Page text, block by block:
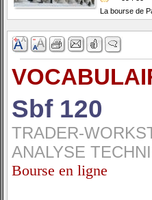
La bourse de
Sbf 120
TRADER-
ANALYSE
Bourse en ligne